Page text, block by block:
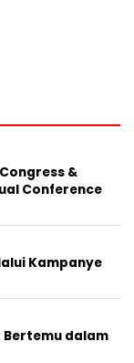
&
Conference
Kampanye
Bertemu dalam